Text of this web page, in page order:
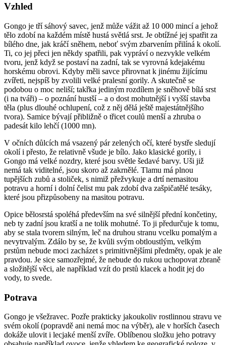
Vzhled
Gongo je tří sáhový savec, jenž může vážit až 10 000 mincí a jehož
tělo zdobí na každém místě hustá světlá srst. Je obtížné jej spatřit za
bílého dne, jak kráčí sněhem, neboť svým zbarvením přilíná k okolí.
Ti, co jej přeci jen někdy spatřili, pak vypráví o nezvykle velkém
tvoru, jenž když se postaví na zadní, tak se vyrovná kdejakému
horskému obrovi. Kdyby měli savce přirovnat k jinému žijícímu
zvířeti, nejspíš by zvolili velké pralesní gorily. A skutečně se
podobou o moc neliší; takřka jediným rozdílem je sněhově bílá srst
(i na tváři) – o poznání hustší – a o dost mohutnější i vyšší stavba
těla (plus dlouhé ochlupení, což z něj dělá ještě majestátnějšího
tvora). Samice bývají přibližně o třicet coulů menší a zhruba o
padesát kilo lehčí (1000 mn).
V očních důlcích má vsazený pár zelených očí, které bystře sledují
okolí i přesto, že relativně všude je bílo. Jako klasické gorily, i
Gongo má velké nozdry, které jsou světle šedavé barvy. Uši již
nemá tak viditelné, jsou skoro až zakrnělé. Tlamu má plnou
tupějších zubů a stoliček, s nimiž přežvykuje a drtí nemasitou
potravu a horní i dolní čelist mu pak zdobí dva zašpičatělé tesáky,
které jsou přizpůsobeny na masitou potravu.
Opice bělosrstá spoléhá především na své silnější přední končetiny,
neb ty zadní jsou kratší a ne tolik mohutné. To ji předurčuje k tomu,
aby se stala tvorem silným, leč na druhou stranu vcelku pomalým a
nevytrvalým. Zdálo by se, že kvůli svým obtloustlým, velkým
prstům nebude moci zacházet s primitivnějšími předměty, opak je ale
pravdou. Je sice samozřejmé, že nebude do rukou uchopovat zbraně
a složitější věci, ale například vzít do prstů klacek a hodit jej do
vody, to svede.
Potrava
Gongo je všežravec. Pozře prakticky jakoukoliv rostlinnou stravu ve
svém okolí (popravdě ani nemá moc na výběr), ale v horších časech
dokáže ulovit i lecjaké menší zvíře. Oblíbenou složku jeho potravy